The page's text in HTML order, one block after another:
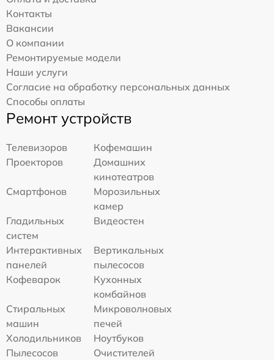
Контакты
Вакансии
О компании
Ремонтируемые модели
Наши услуги
Согласие на обработку персональных данных
Способы оплаты
Ремонт устройств
Телевизоров
Кофемашин
Проекторов
Домашних
кинотеатров
Смартфонов
Морозильных
камер
Гладильных
систем
Видеостен
Интерактивных
панелей
Вертикальных
пылесосов
Кофеварок
Кухонных
комбайнов
Стиральных
машин
Микроволновых
печей
Холодильников
Ноутбуков
Пылесосов
Очистителей